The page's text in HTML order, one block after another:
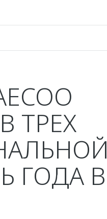
ТРЕХ
ГОДА В